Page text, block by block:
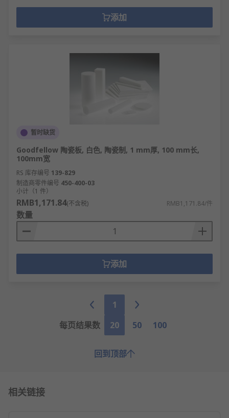
添加
暂时缺货
Goodfellow 陶瓷板, 白色, 陶瓷制, 1 mm厚, 100 mm长,
100mm宽
RS 库存编号 139-829
制造商零件编号 450-400-03
小计（1 件）
RMB1,171.84(不含税) RMB1,171.84/件
数量
添加
1
每页结果数
20 50 100
回到顶部
相关链接